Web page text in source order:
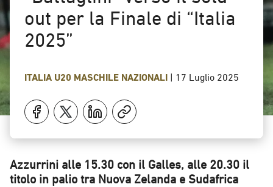
out per la Finale di “Italia
2025”
ITALIA U20 MASCHILE NAZIONALI | 17 Luglio 2025
Azzurrini alle 15.30 con il Galles, alle 20.30 il
titolo in palio tra Nuova Zelanda e Sudafrica